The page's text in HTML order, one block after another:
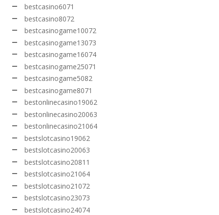
bestcasino6071
bestcasino8072
bestcasinogame10072
bestcasinogame13073
bestcasinogame16074
bestcasinogame25071
bestcasinogame5082
bestcasinogame8071
bestonlinecasino19062
bestonlinecasino20063
bestonlinecasino21064
bestslotcasino19062
bestslotcasino20063
bestslotcasino20811
bestslotcasino21064
bestslotcasino21072
bestslotcasino23073
bestslotcasino24074